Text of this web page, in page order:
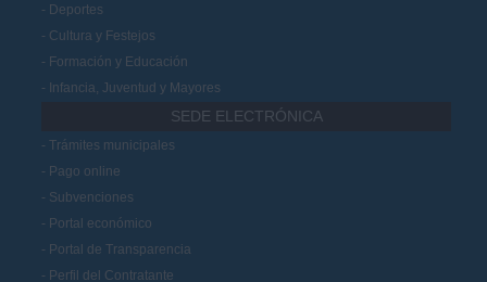
Deportes
Cultura y Festejos
Formación y Educación
Infancia, Juventud y Mayores
SEDE ELECTRÓNICA
Trámites municipales
Pago online
Subvenciones
Portal económico
Portal de Transparencia
Perfil del Contratante